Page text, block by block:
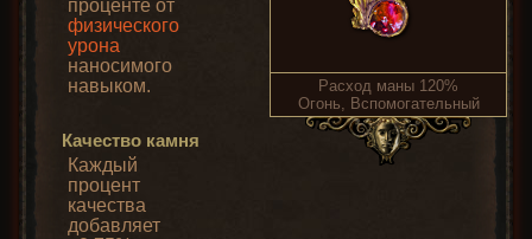
проценте от
физического
урона
наносимого
навыком.
Качество камня
Каждый
процент
качества
добавляет
Расход маны 120%
Огонь, Вспомогательный